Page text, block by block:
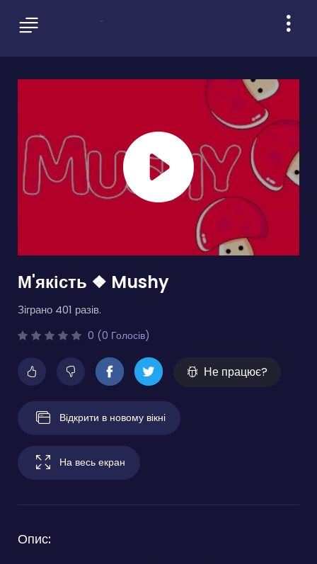
М'якість ❖ Mushy
Зіграно 401 разів.
0 (0 Голосів)
Не працює?
Відкрити в новому вікні
На весь екран
Опис: